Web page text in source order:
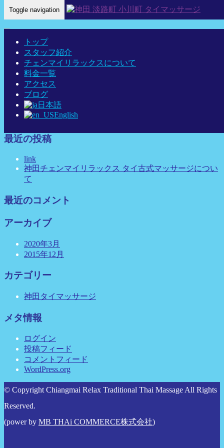
Toggle navigation
トップ
スタッフ紹介
チェンマイリラックスについて
料金一覧
アクセス
ブログ
日本語
English
Home- ローズ…
ローズ-神田 タイマッサージ タイ古式マッサージ チェンマ
イリラックス
最近の投稿
link
神田チェンマイリラックス タイ古式マッサージについ
て
最近のコメント
アーカイブ
2020年3月
2015年12月
カテゴリー
神田タイマッサージ
メタ情報
ログイン
投稿フィード
コメントフィード
WordPress.org
© Copyright Chiangmai Relax Traditional Thai Massage All Rights
Reserved.
(power by MB THAi COMMERCE株式会社)